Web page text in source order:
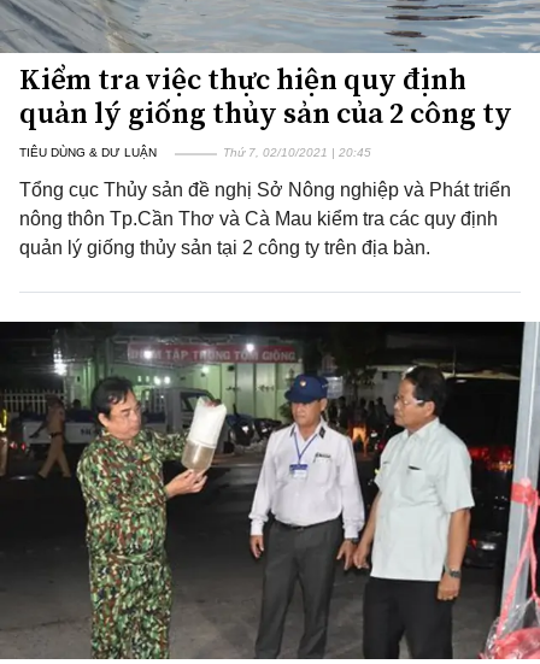
Kiểm tra việc thực hiện quy định
quản lý giống thủy sản của 2 công ty
TIÊU DÙNG & DƯ LUẬN Thứ 7, 02/10/2021 | 20:45
Tổng cục Thủy sản đề nghị Sở Nông nghiệp và Phát triển
nông thôn Tp.Cần Thơ và Cà Mau kiểm tra các quy định
quản lý giống thủy sản tại 2 công ty trên địa bàn.